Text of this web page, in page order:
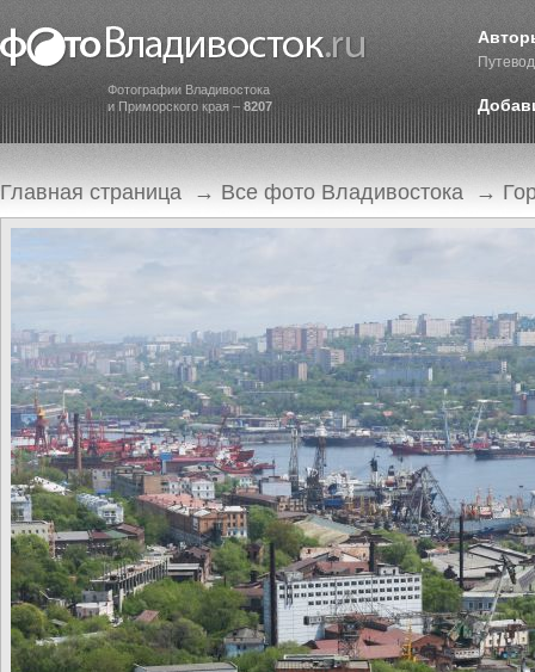
Фотографии Владивостока
и Приморского края – 8207
Главная страница → Все фото Владивостока →